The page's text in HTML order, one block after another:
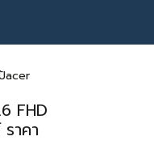
acer
FHD
าคา